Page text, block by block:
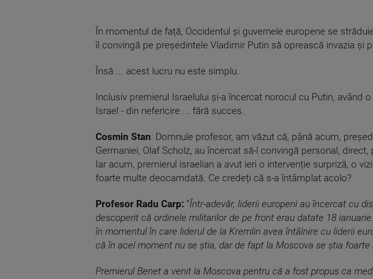
În momentul de față, Occidentul și guvernele europene se
îl convingă pe președintele Vladimir Putin să oprească invazia și
Însă ... acest lucru nu este simplu.
Inclusiv premierul Israelului și-a încercat norocul cu Putin, având
Israel - din nefericire ... fără succes.
Cosmin Stan: Domnule profesor, am văzut că, până acum,
Germaniei, Olaf Scholz, au încercat să-l convingă personal,
Iar acum, premierul israelian a avut ieri o intervenție surpriză, o
foarte multe deocamdată. Ce credeți că s-a întâmplat acolo?
Profesor Radu Carp: ”Într-adevăr, liderii europeni au încercat cu
descoperit că ordinele militarilor de pe front erau datate 18
în momentul în care liderul de la Kremlin avea întâlnire cu liderii
că în acel moment nu se știa, dar de fapt la Moscova se știa foarte
Premierul Benet a venit la Moscova pentru că a fost propus ca